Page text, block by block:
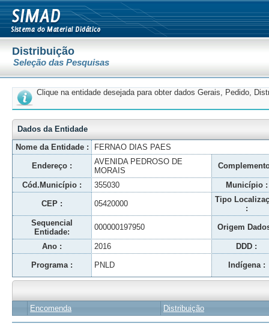
Distribuição
Seleção das Pesquisas
Clique na entidade desejada para obter dados Gerais, Pedido,
Dados da Entidade
Nome da Entidade :
FERNAO DIAS PAES
Endereço :
AVENIDA PEDROSO DE
MORAIS
Cód.Município : 355030 Município :
CEP : 05420000
Tipo
:
Sequencial
Entidade:
000000197950 Origem
Ano : 2016 DDD :
Programa : PNLD Indígena :
Encomenda Distribuição